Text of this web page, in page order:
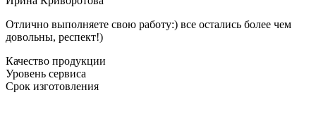
Отлично выполняете свою работу:) все остались более чем
довольны, респект!)
Качество продукции
Уровень сервиса
Срок изготовления